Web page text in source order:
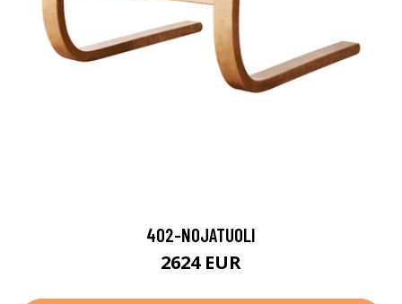
402-NOJATUOLI
2624 EUR